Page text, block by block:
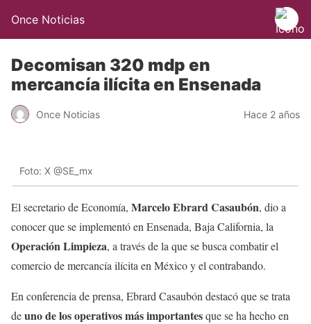
Once Noticias
Decomisan 320 mdp en
mercancía ilícita en Ensenada
Once Noticias Hace 2 años
Foto: X @SE_mx
El secretario de Economía, Marcelo Ebrard Casaubón, dio a
conocer que se implementó en Ensenada, Baja California, la
Operación Limpieza, a través de la que se busca combatir el
comercio de mercancía ilícita en México y el contrabando.
En conferencia de prensa, Ebrard Casaubón destacó que se trata
deuno de los operativos más importantesque se ha hecho en